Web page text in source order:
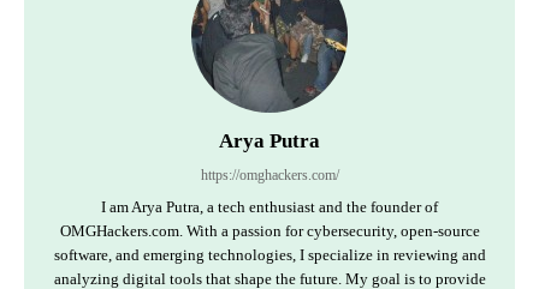
Arya Putra
https://omghackers.com/
I am Arya Putra, a tech enthusiast and the founder of
OMGHackers.com. With a passion for cybersecurity, open-source
software, and emerging technologies, I specialize in reviewing and
analyzing digital tools that shape the future. My goal is to provide